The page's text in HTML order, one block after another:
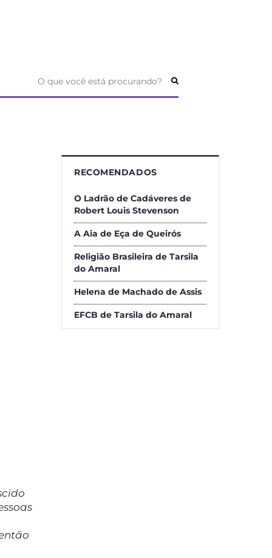
O que você está procurando?
RECOMENDADOS
O Ladrão de Cadáveres de
Robert Louis Stevenson
A Aia de Eça de Queirós
Religião Brasileira de Tarsila
do Amaral
Helena de Machado de Assis
EFCB de Tarsila do Amaral